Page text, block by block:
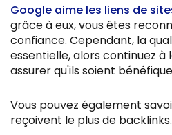
Google aime les liens de
grâce à eux, vous êtes
confiance. Cependant, la
essentielle, alors continuez à
assurer qu'ils soient
Vous pouvez également
reçoivent le plus de backlinks.